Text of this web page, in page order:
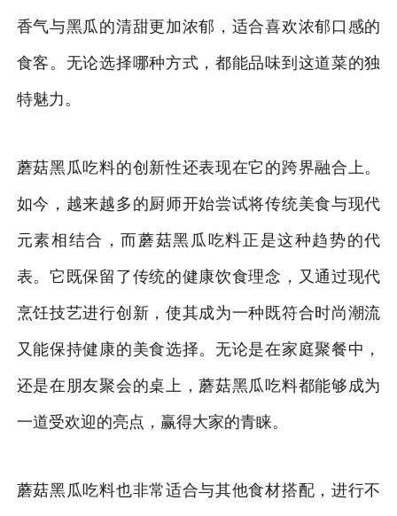
香气与黑瓜的清甜更加浓郁，适合喜欢浓郁口感的
食客。无论选择哪种方式，都能品味到这道菜的独
特魅力。
蘑菇黑瓜吃料的创新性还表现在它的跨界融合上。
如今，越来越多的厨师开始尝试将传统美食与现代
元素相结合，而蘑菇黑瓜吃料正是这种趋势的代
表。它既保留了传统的健康饮食理念，又通过现代
烹饪技艺进行创新，使其成为一种既符合时尚潮流
又能保持健康的美食选择。无论是在家庭聚餐中，
还是在朋友聚会的桌上，蘑菇黑瓜吃料都能够成为
一道受欢迎的亮点，赢得大家的青睐。
蘑菇黑瓜吃料也非常适合与其他食材搭配，进行不